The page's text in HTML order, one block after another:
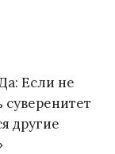
Если не
суверенитет
другие